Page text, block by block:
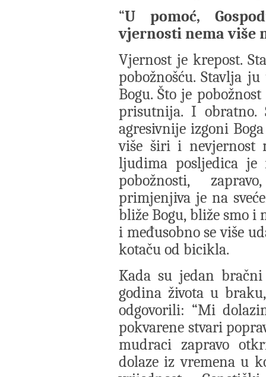
“U pomoć,
vjernosti nema više
Vjernost je krepost.
pobožnošću. Stavlja
Bogu. Što je
prisutnija. I obratno.
agresivnije izgoni
više širi i nevjernost
ljudima posljedica je
pobožnosti,
primjenjiva je na
bliže Bogu, bliže smo i
i međusobno se više
kotaču od bicikla.
Kada su jedan
godina života u
odgovorili: “Mi
pokvarene stvari
mudraci zapravo
dolaze iz vremena u